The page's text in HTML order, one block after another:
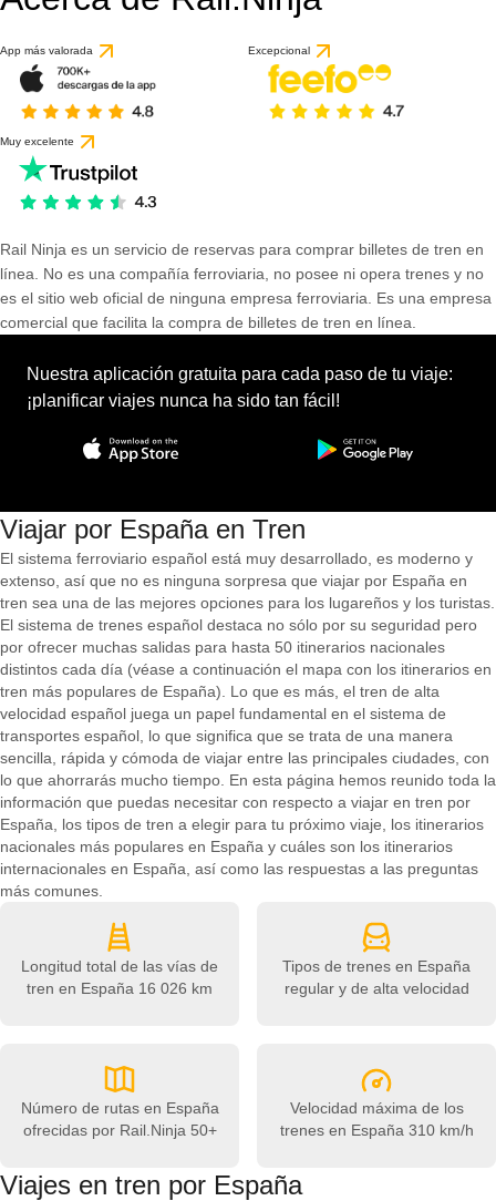
App más valorada Excepcional
Muy excelente
Rail Ninja es un servicio de reservas para comprar billetes de tren en
línea. No es una compañía ferroviaria, no posee ni opera trenes y no
es el sitio web oficial de ninguna empresa ferroviaria. Es una empresa
comercial que facilita la compra de billetes de tren en línea.
Nuestra aplicación gratuita para cada paso de tu viaje:
¡planificar viajes nunca ha sido tan fácil!
Viajar por España en Tren
El sistema ferroviario español está muy desarrollado, es moderno y
extenso, así que no es ninguna sorpresa que viajar por España en
tren sea una de las mejores opciones para los lugareños y los turistas.
El sistema de trenes español destaca no sólo por su seguridad pero
por ofrecer muchas salidas para hasta 50 itinerarios nacionales
distintos cada día (véase a continuación el mapa con los itinerarios en
tren más populares de España). Lo que es más, el tren de alta
velocidad español juega un papel fundamental en el sistema de
transportes español, lo que significa que se trata de una manera
sencilla, rápida y cómoda de viajar entre las principales ciudades, con
lo que ahorrarás mucho tiempo. En esta página hemos reunido toda la
información que puedas necesitar con respecto a viajar en tren por
España, los tipos de tren a elegir para tu próximo viaje, los itinerarios
nacionales más populares en España y cuáles son los itinerarios
internacionales en España, así como las respuestas a las preguntas
más comunes.
Longitud total de las vías de
tren en España 16 026 km
Tipos de trenes en España
regular y de alta velocidad
Número de rutas en España
ofrecidas por Rail.Ninja 50+
Velocidad máxima de los
trenes en España 310 km/h
Viajes en tren por España